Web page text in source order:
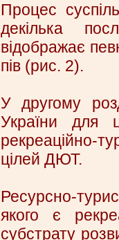
Процес
декілька
відображає
пів (рис. 2).
У другому
України для
рекреаційно-
цілей ДЮТ.
Ресурсно-
якого є
субстрату